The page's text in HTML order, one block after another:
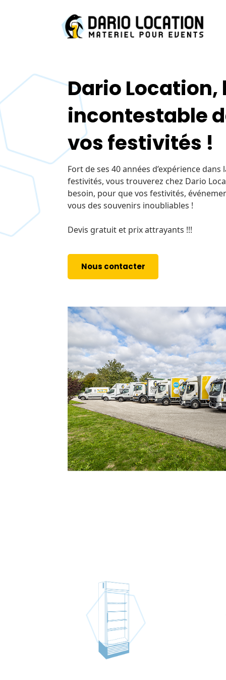
Dario Location,
incontestable
vos festivités !
Fort de ses 40 années d’expérience
festivités, vous trouverez chez Dario
besoin, pour que vos festivités,
vous des souvenirs inoubliables !
Devis gratuit et prix attrayants !!!
Nous contacter